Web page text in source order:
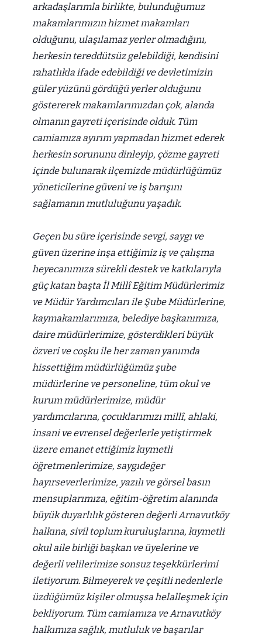
arkadaşlarımla birlikte, bulunduğumuz
makamlarımızın hizmet makamları
olduğunu, ulaşılamaz yerler olmadığını,
herkesin tereddütsüz gelebildiği, kendisini
rahatlıkla ifade edebildiği ve devletimizin
güler yüzünü gördüğü yerler olduğunu
göstererek makamlarımızdan çok, alanda
olmanın gayreti içerisinde olduk. Tüm
camiamıza ayırım yapmadan hizmet ederek
herkesin sorununu dinleyip, çözme gayreti
içinde bulunarak ilçemizde müdürlüğümüz
yöneticilerine güveni ve iş barışını
sağlamanın mutluluğunu yaşadık.
Geçen bu süre içerisinde sevgi, saygı ve
güven üzerine inşa ettiğimiz iş ve çalışma
heyecanımıza sürekli destek ve katkılarıyla
güç katan başta İl Millî Eğitim Müdürlerimiz
ve Müdür Yardımcıları ile Şube Müdürlerine,
kaymakamlarımıza, belediye başkanımıza,
daire müdürlerimize, gösterdikleri büyük
özveri ve coşku ile her zaman yanımda
hissettiğim müdürlüğümüz şube
müdürlerine ve personeline, tüm okul ve
kurum müdürlerimize, müdür
yardımcılarına, çocuklarımızı millî, ahlaki,
insani ve evrensel değerlerle yetiştirmek
üzere emanet ettiğimiz kıymetli
öğretmenlerimize, saygıdeğer
hayırseverlerimize, yazılı ve görsel basın
mensuplarımıza, eğitim-öğretim alanında
büyük duyarlılık gösteren değerli Arnavutköy
halkına, sivil toplum kuruluşlarına, kıymetli
okul aile birliği başkan ve üyelerine ve
değerli velilerimize sonsuz teşekkürlerimi
iletiyorum. Bilmeyerek ve çeşitli nedenlerle
üzdüğümüz kişiler olmuşsa helalleşmek için
bekliyorum. Tüm camiamıza ve Arnavutköy
halkımıza sağlık, mutluluk ve başarılar